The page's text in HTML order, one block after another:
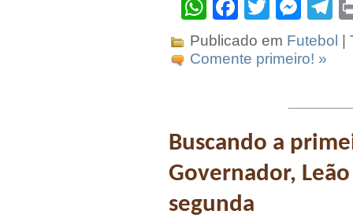
WhatsApp
Facebook
Twitter
Publicado em Futebol |
Comente primeiro! »
Buscando a
Governador,
segunda